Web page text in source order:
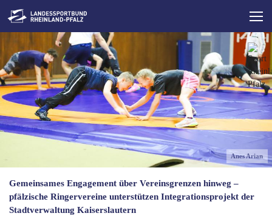
zum
Inhalt
Anes Arian
Gemeinsames Engagement über Vereinsgrenzen hinweg –
pfälzische Ringervereine unterstützen Integrationsprojekt der
Stadtverwaltung Kaiserslautern